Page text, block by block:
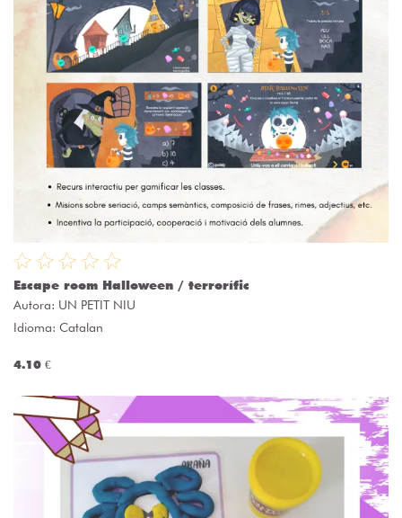
Escape room Halloween / terrorífic
Autora: UN PETIT NIU
Idioma: Catalan
4.10 €